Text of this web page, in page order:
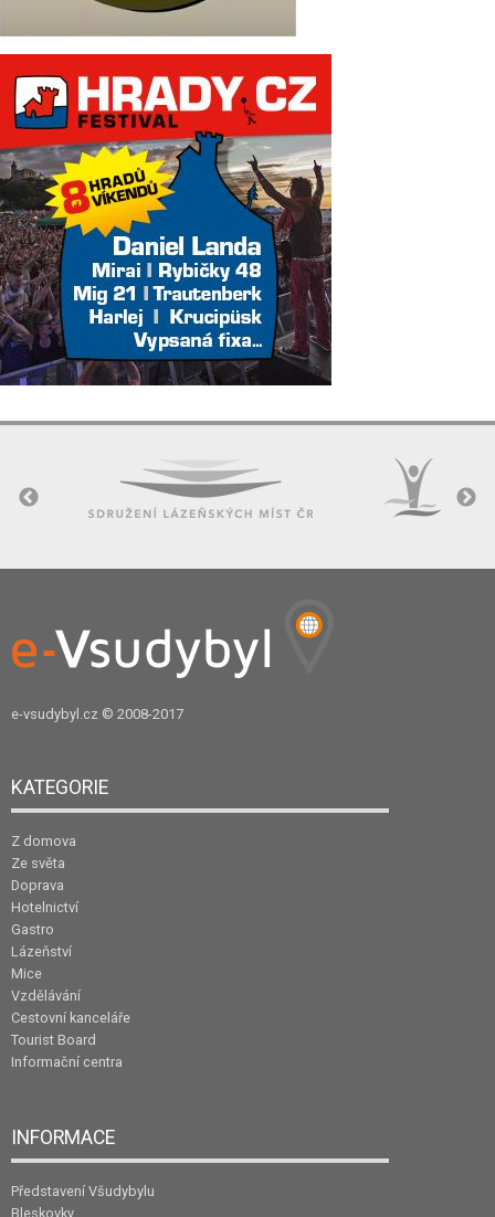
e-vsudybyl.cz © 2008-2017
KATEGORIE
Z domova
Ze světa
Doprava
Hotelnictví
Gastro
Lázeňství
Mice
Vzdělávání
Cestovní kanceláře
Tourist Board
Informační centra
INFORMACE
Představení Všudybylu
Bleskovky